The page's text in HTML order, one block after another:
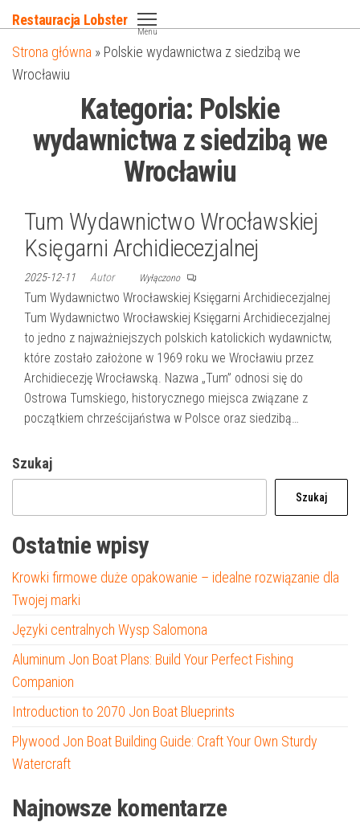
do
treści
Restauracja Lobster
Menu
Strona główna » Polskie wydawnictwa z siedzibą we
Wrocławiu
Kategoria: Polskie
wydawnictwa z siedzibą we
Wrocławiu
Tum Wydawnictwo Wrocławskiej
Księgarni Archidiecezjalnej
2025-12-11 Autor Wyłączono
Tum Wydawnictwo Wrocławskiej Księgarni Archidiecezjalnej
Tum Wydawnictwo Wrocławskiej Księgarni Archidiecezjalnej
to jedno z najważniejszych polskich katolickich wydawnictw,
które zostało założone w 1969 roku we Wrocławiu przez
Archidiecezję Wrocławską. Nazwa „Tum” odnosi się do
Ostrowa Tumskiego, historycznego miejsca związane z
początkiem chrześcijaństwa w Polsce oraz siedzibą…
Szukaj
Szukaj
Ostatnie wpisy
Krowki firmowe duże opakowanie – idealne rozwiązanie dla
Twojej marki
Języki centralnych Wysp Salomona
Aluminum Jon Boat Plans: Build Your Perfect Fishing
Companion
Introduction to 2070 Jon Boat Blueprints
Plywood Jon Boat Building Guide: Craft Your Own Sturdy
Watercraft
Najnowsze komentarze